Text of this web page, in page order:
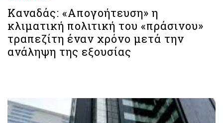
Καναδάς: «Απογοήτευση» η
κλιματική πολιτική του «πράσινου»
τραπεζίτη έναν χρόνο μετά την
ανάληψη της εξουσίας